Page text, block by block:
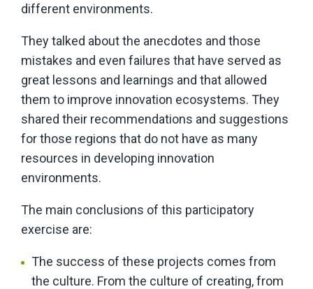
different environments.
They talked about the anecdotes and those
mistakes and even failures that have served as
great lessons and learnings and that allowed
them to improve innovation ecosystems. They
shared their recommendations and suggestions
for those regions that do not have as many
resources in developing innovation
environments.
The main conclusions of this participatory
exercise are:
The success of these projects comes from
the culture. From the culture of creating, from